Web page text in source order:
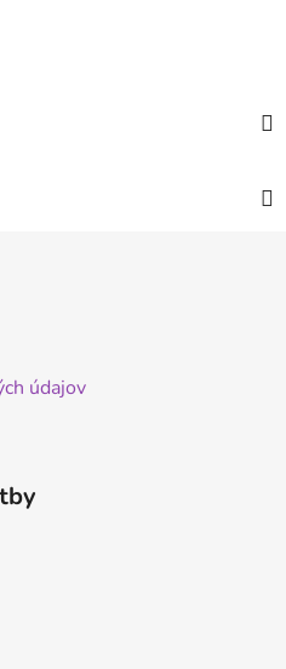
údajov